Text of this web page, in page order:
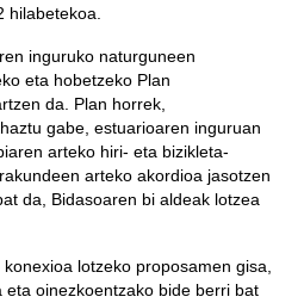
hilabetekoa.
inguruko naturguneen
eta hobetzeko Plan
da. Plan horrek,
gabe, estuarioaren inguruan
arteko hiri- eta bizikleta-
arteko akordioa jasotzen
da, Bidasoaren bi aldeak lotzea
lotzeko proposamen gisa,
eta oinezkoentzako bide berri bat